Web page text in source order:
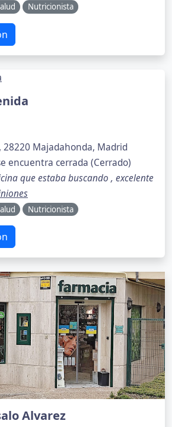
Nutricionista
28220 Majadahonda, Madrid
encuentra cerrada (Cerrado)
que estaba buscando , excelente
Nutricionista
Alvarez